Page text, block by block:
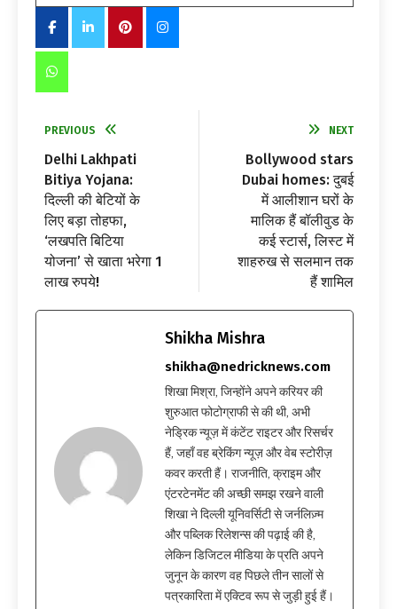
PREVIOUS
Delhi Lakhpati
Bitiya Yojana:
दिल्ली की बेटियों के
लिए बड़ा तोहफा,
‘लखपति बिटिया
योजना’ से खाता भरेगा 1
लाख रुपये!
NEXT
Bollywood stars
Dubai homes: दुबई
में आलीशान घरों के
मालिक हैं बॉलीवुड के
कई स्टार्स, लिस्ट में
शाहरुख से सलमान तक
हैं शामिल
Shikha Mishra
shikha@nedricknews.com
शिखा मिश्रा, जिन्होंने अपने करियर की
शुरुआत फोटोग्राफी से की थी, अभी
नेड्रिक न्यूज़ में कंटेंट राइटर और रिसर्चर
हैं, जहाँ वह ब्रेकिंग न्यूज़ और वेब स्टोरीज़
कवर करती हैं। राजनीति, क्राइम और
एंटरटेनमेंट की अच्छी समझ रखने वाली
शिखा ने दिल्ली यूनिवर्सिटी से जर्नलिज़्म
और पब्लिक रिलेशन्स की पढ़ाई की है,
लेकिन डिजिटल मीडिया के प्रति अपने
जुनून के कारण वह पिछले तीन सालों से
पत्रकारिता में एक्टिव रूप से जुड़ी हुई हैं।